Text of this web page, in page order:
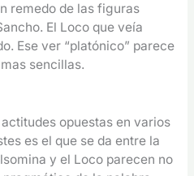
remedo de las figuras
El Loco que veía
Ese ver “platónico” parece
sencillas.
opuestas en varios
es el que se da entre la
y el Loco parecen no